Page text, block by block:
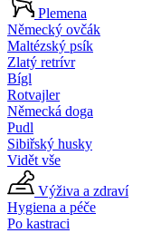
Plemena
Německý ovčák
Maltézský psík
Zlatý retrívr
Bígl
Rotvajler
Německá doga
Pudl
Sibiřský husky
Vidět vše
Výživa a zdraví
Hygiena a péče
Po kastraci